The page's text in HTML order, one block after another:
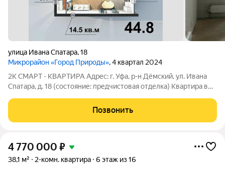
улица Ивана Спатара,18
Микрорайон «Город Природы», 4 квартал 2024
2К СМАРТ - КВАРТИРА Адрес: г. Уфа, р-н Дёмский, ул. Ивана
Спатара, д. 18 (состояние: предчистовая отделка) Квартира в
рядом остановка маршрута - 258п. В доме расположен
продуктовый магазин
Позвонить
4 770 000 ₽
38,1 м² 2-комн. квартира 6 этаж из 16